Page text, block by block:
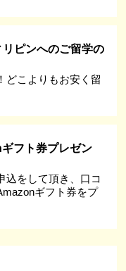
ピンへのご留学の
どこよりもお安く留
フト券プレゼン
込をして頂き、口コ
ギフト券をプ